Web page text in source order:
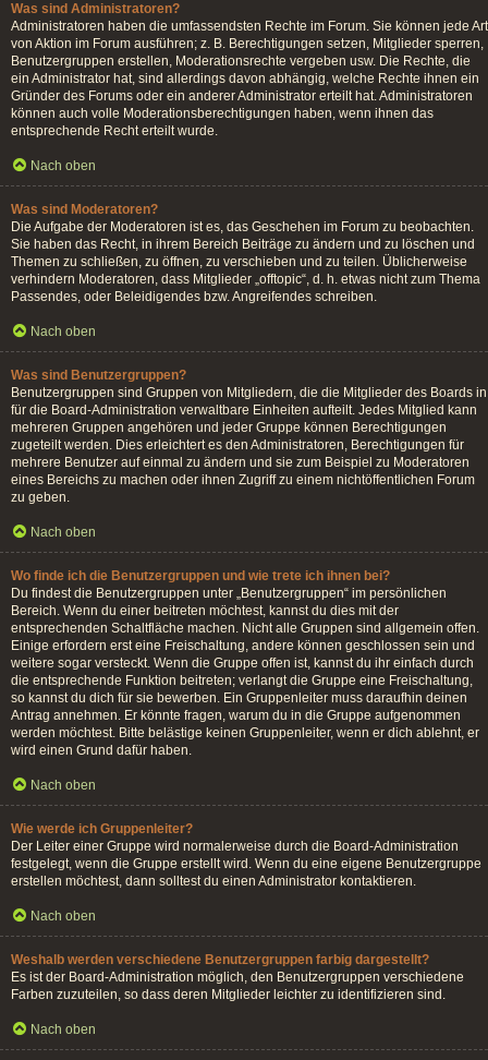
Was sind Administratoren?
Administratoren haben die umfassendsten Rechte im Forum. Sie können jede Art
von Aktion im Forum ausführen; z. B. Berechtigungen setzen, Mitglieder sperren,
Benutzergruppen erstellen, Moderationsrechte vergeben usw. Die Rechte, die
ein Administrator hat, sind allerdings davon abhängig, welche Rechte ihnen ein
Gründer des Forums oder ein anderer Administrator erteilt hat. Administratoren
können auch volle Moderationsberechtigungen haben, wenn ihnen das
entsprechende Recht erteilt wurde.
Nach oben
Was sind Moderatoren?
Die Aufgabe der Moderatoren ist es, das Geschehen im Forum zu beobachten.
Sie haben das Recht, in ihrem Bereich Beiträge zu ändern und zu löschen und
Themen zu schließen, zu öffnen, zu verschieben und zu teilen. Üblicherweise
verhindern Moderatoren, dass Mitglieder „offtopic“, d. h. etwas nicht zum Thema
Passendes, oder Beleidigendes bzw. Angreifendes schreiben.
Nach oben
Was sind Benutzergruppen?
Benutzergruppen sind Gruppen von Mitgliedern, die die Mitglieder des Boards in
für die Board-Administration verwaltbare Einheiten aufteilt. Jedes Mitglied kann
mehreren Gruppen angehören und jeder Gruppe können Berechtigungen
zugeteilt werden. Dies erleichtert es den Administratoren, Berechtigungen für
mehrere Benutzer auf einmal zu ändern und sie zum Beispiel zu Moderatoren
eines Bereichs zu machen oder ihnen Zugriff zu einem nichtöffentlichen Forum
zu geben.
Nach oben
Wo finde ich die Benutzergruppen und wie trete ich ihnen bei?
Du findest die Benutzergruppen unter „Benutzergruppen“ im persönlichen
Bereich. Wenn du einer beitreten möchtest, kannst du dies mit der
entsprechenden Schaltfläche machen. Nicht alle Gruppen sind allgemein offen.
Einige erfordern erst eine Freischaltung, andere können geschlossen sein und
weitere sogar versteckt. Wenn die Gruppe offen ist, kannst du ihr einfach durch
die entsprechende Funktion beitreten; verlangt die Gruppe eine Freischaltung,
so kannst du dich für sie bewerben. Ein Gruppenleiter muss daraufhin deinen
Antrag annehmen. Er könnte fragen, warum du in die Gruppe aufgenommen
werden möchtest. Bitte belästige keinen Gruppenleiter, wenn er dich ablehnt, er
wird einen Grund dafür haben.
Nach oben
Wie werde ich Gruppenleiter?
Der Leiter einer Gruppe wird normalerweise durch die Board-Administration
festgelegt, wenn die Gruppe erstellt wird. Wenn du eine eigene Benutzergruppe
erstellen möchtest, dann solltest du einen Administrator kontaktieren.
Nach oben
Weshalb werden verschiedene Benutzergruppen farbig dargestellt?
Es ist der Board-Administration möglich, den Benutzergruppen verschiedene
Farben zuzuteilen, so dass deren Mitglieder leichter zu identifizieren sind.
Nach oben